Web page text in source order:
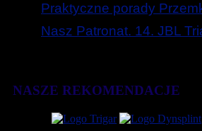
Praktyczne porady
Nasz Patronat. 14. JBL
NASZE REKOMENDACJE